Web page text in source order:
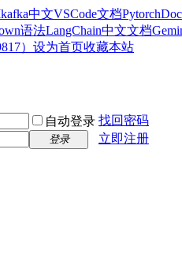
kafka中文VSCode文档Pytorch
语法LangChain中文文档
） 设为首页收藏本站
自动登录 找回密码
登录 立即注册